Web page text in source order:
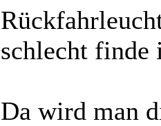
schlecht finde
Da wird man